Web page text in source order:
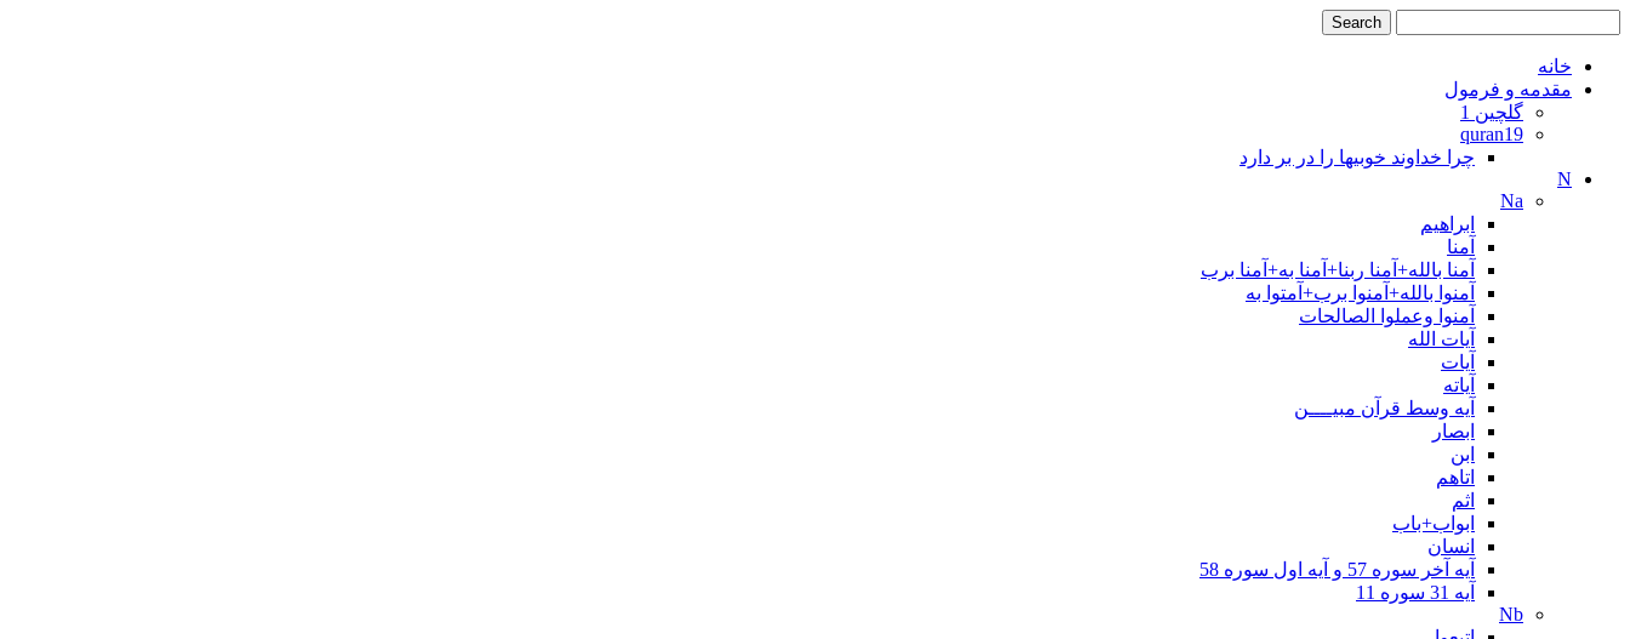
خانه
مقدمه و فرمول
گلچین 1
quran19
چرا خداوند خوبیها را در بر دارد
N
Na
ابراهیم
آمنا
آمنا بالله+آمنا ربنا+آمنا به+آمنا برب
آمنوا بالله+آمنوا برب+آمتوا به
آمنوا وعملوا الصالحات
آیات الله
آیات
آیاته
آیه وسط قرآن مبیــــن
ابصار
ابن
اتاهم
اثم
ابواب+باب
انسان
آیه آخر سوره 57 و آیه اول سوره 58
آیه 31 سوره 11
Nb